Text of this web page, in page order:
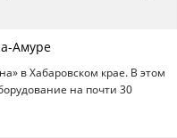
Амуре
в Хабаровском крае. В этом
на почти 30